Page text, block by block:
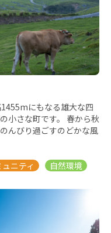
にもなる雄大な四
小さな町です。 春から秋
んびり過ごすのどかな風